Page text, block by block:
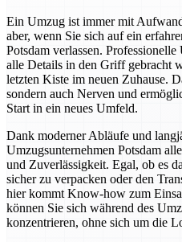
Ein Umzug ist immer mit
aber, wenn Sie sich auf ein
Potsdam verlassen.
alle Details in den Griff gebracht
letzten Kiste im neuen Zuhause.
sondern auch Nerven und
Start in ein neues Umfeld.
Dank moderner Abläufe und
Umzugsunternehmen Potsdam
und Zuverlässigkeit. Egal, ob es
sicher zu verpacken oder den
hier kommt Know-how zum
können Sie sich während des
konzentrieren, ohne sich um die